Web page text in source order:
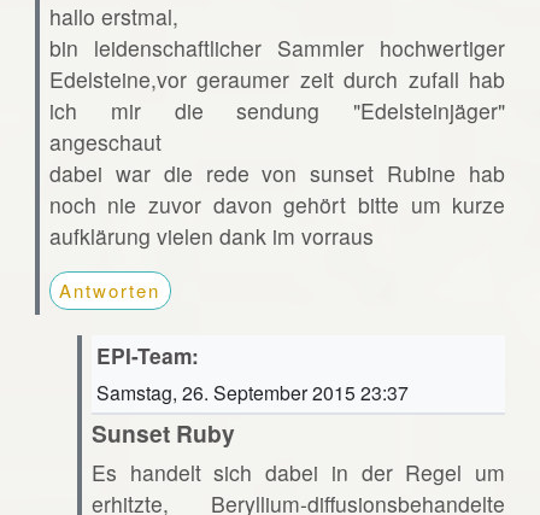
hallo erstmal,
bin leidenschaftlicher Sammler hochwertiger
Edelsteine,vor geraumer zeit durch zufall hab
ich mir die sendung "Edelsteinjäger"
angeschaut
dabei war die rede von sunset Rubine hab
noch nie zuvor davon gehört bitte um kurze
aufklärung vielen dank im vorraus
Antworten
EPI-Team:
Samstag, 26. September 2015 23:37
Sunset Ruby
Es handelt sich dabei in der Regel um
erhitzte, Beryllium-diffusionsbehandelte